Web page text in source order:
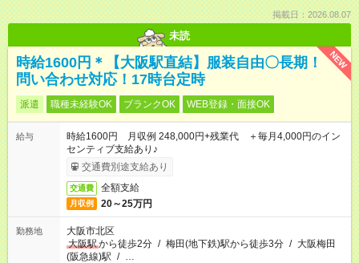
掲載日：2026.08.07
未読
NEW
時給1600円＊【大阪駅直結】服装自由〇長期！
問い合わせ対応！17時台定時
派遣 職種未経験OK ブランクOK WEB登録・面接OK
給与
時給1600円 月収例 248,000円+残業代 ＋毎月4,000円のイン
センティブ支給あり♪
交通費別途支給あり
交通費 全額支給
月収例 20～25万円
勤務地
大阪市北区
大阪駅から徒歩2分 / 梅田(地下鉄)駅から徒歩3分 / 大阪梅田
(阪急線)駅 / …